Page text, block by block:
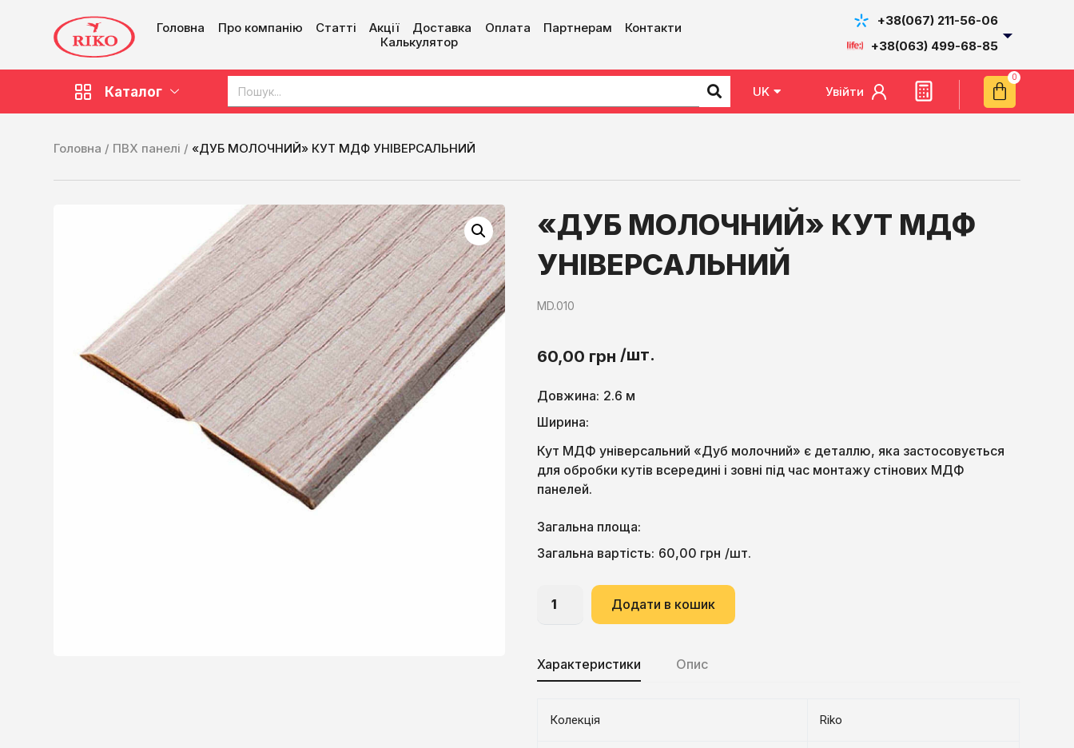
Головна Про компанію Статті Акції Доставка Оплата Партнерам
Контакти
Калькулятор
+38(067) 211-56-06
+38(063) 499-68-85
Каталог UK
EN Увійти
Головна / ПВХ панелі / «ДУБ МОЛОЧНИЙ» КУТ МДФ УНІВЕРСАЛЬНИЙ
«ДУБ МОЛОЧНИЙ» КУТ МДФ
УНІВЕРСАЛЬНИЙ
MD.010
60,00 грн /шт.
Довжина: 2.6 м
Ширина:
Кут МДФ універсальний «Дуб молочний» є деталлю, яка застосовується
для обробки кутів всередині і зовні під час монтажу стінових МДФ
панелей.
Загальна площа:
Загальна вартість: 60,00 грн /шт.
Додати в кошик
Характеристики Опис
Колекція Riko